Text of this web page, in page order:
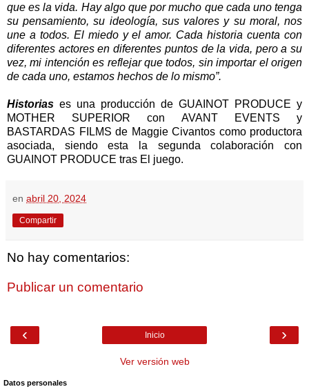
que es la vida. Hay algo que por mucho que cada uno tenga
su pensamiento, su ideología, sus valores y su moral, nos
une a todos. El miedo y el amor. Cada historia cuenta con
diferentes actores en diferentes puntos de la vida, pero a su
vez, mi intención es reflejar que todos, sin importar el origen
de cada uno, estamos hechos de lo mismo”.
Historias es una producción de GUAINOT PRODUCE y
MOTHER SUPERIOR con AVANT EVENTS y
BASTARDAS FILMS de Maggie Civantos como productora
asociada, siendo esta la segunda colaboración con
GUAINOT PRODUCE tras El juego.
en abril 20, 2024
Compartir
No hay comentarios:
Publicar un comentario
‹ ›
Inicio
Ver versión web
Datos personales